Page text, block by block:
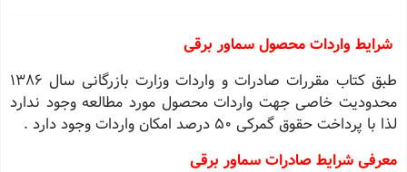
شرایط واردات محصولسماور برقی
طبق کتاب مقررات صادرات و واردات وزارت بازرگانی سال ١٣٨٦
محدودیت خاصی جهت واردات محصول مورد مطالعه وجود ندارد
لذا با پرداخت حقوق گمرکی 50 درصد امکان واردات وجود دارد .
معرفی شرایط صادراتسماور برقی